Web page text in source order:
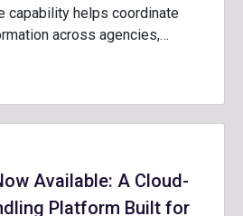
capability helps coordinate
across agencies,…
Available: A Cloud-
Platform Built for